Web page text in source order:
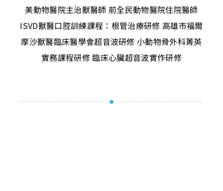
美動物醫院主治獸醫師 前全民動物醫院住院醫師
ISVD獸醫口腔訓練課程：根管治療研修 高雄市福爾
摩沙獸醫臨床醫學會超音波研修 小動物骨外科菁英
實務課程研修 臨床心臟超音波實作研修